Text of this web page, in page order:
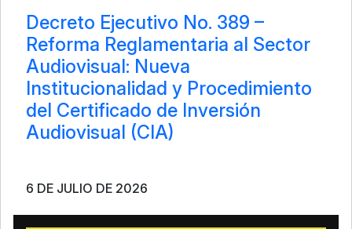
Decreto Ejecutivo No. 389 –
Reforma Reglamentaria al Sector
Audiovisual: Nueva
Institucionalidad y Procedimiento
del Certificado de Inversión
Audiovisual (CIA)
6 DE JULIO DE 2026